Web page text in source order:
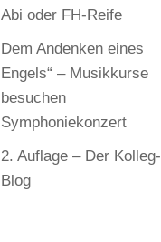
Abi oder FH-Reife
Dem Andenken eines
Engels“ – Musikkurse
besuchen
Symphoniekonzert
2. Auflage – Der Kolleg-
Blog